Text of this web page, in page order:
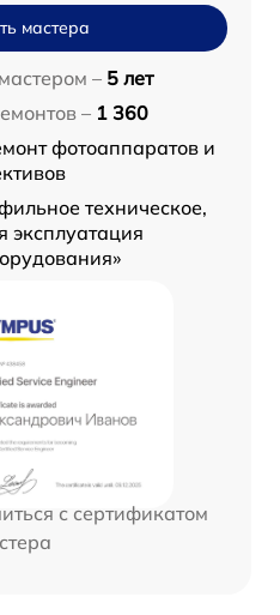
мастера
– 5 лет
– 1 360
фотоаппаратов и
техническое,
эксплуатация
с сертификатом